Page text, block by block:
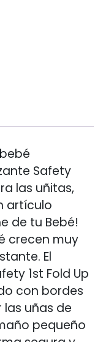
Safety
las uñitas,
artículo
de tu Bebé!
crecen muy
El
1st Fold Up
con bordes
uñas de
pequeño